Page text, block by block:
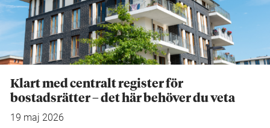
Klart med centralt register för
bostadsrätter – det här behöver du veta
19 maj 2026